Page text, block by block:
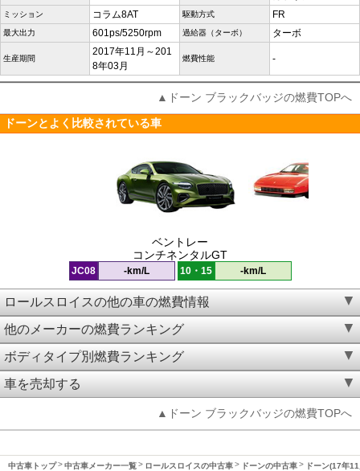
ミッション コラム8AT 駆動方式 FR
最大出力 601ps/5250rpm 過給器（ターボ） ターボ
生産期間
2017年11月～201
8年03月
燃費性能 -
▲ドーン ブラックバッジの燃費TOPへ
ドーンとよく比較されている車
ベントレー
コンチネンタルGT
JC08 -km/L 10・15 -km/L
ロールスロイスの他の車の燃費情報
他のメーカーの燃費ランキング
ボディタイプ別燃費ランキング
車を売却する
▲ドーン ブラックバッジの燃費TOPへ
中古車トップ 中古車メーカー一覧 ロールスロイスの中古車 ドーンの中古車 ドーン(17年